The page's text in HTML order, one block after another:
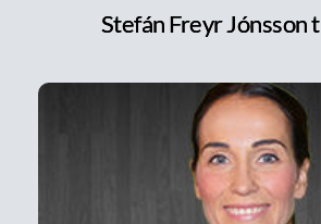
Stefán Freyr Jónsson